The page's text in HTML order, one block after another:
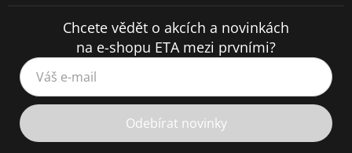
Chcete vědět o akcích a novinkách
na e-shopu ETA mezi prvními?
Váš e-mail
Odebírat novinky